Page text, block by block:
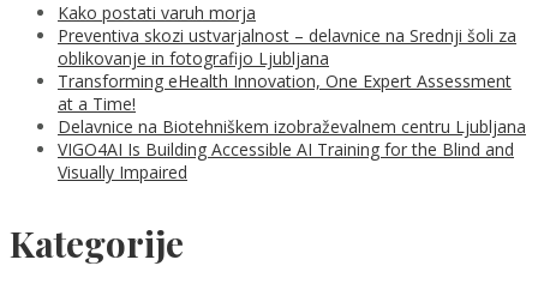
Kako postati varuh morja
Preventiva skozi ustvarjalnost – delavnice na Srednji šoli za
oblikovanje in fotografijo Ljubljana
Transforming eHealth Innovation, One Expert Assessment
at a Time!
Delavnice na Biotehniškem izobraževalnem centru Ljubljana
VIGO4AI Is Building Accessible AI Training for the Blind and
Visually Impaired
Kategorije